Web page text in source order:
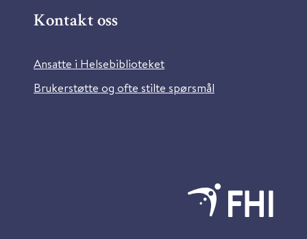
Kontakt oss
Ansatte i Helsebiblioteket
Brukerstøtte og ofte stilte spørsmål